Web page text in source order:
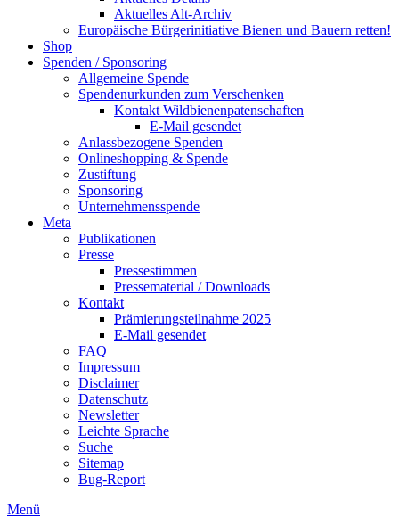
Aktuelles Alt-Archiv
Europäische Bürgerinitiative Bienen und Bauern retten!
Shop
Spenden / Sponsoring
Allgemeine Spende
Spendenurkunden zum Verschenken
Kontakt Wildbienenpatenschaften
E-Mail gesendet
Anlassbezogene Spenden
Onlineshopping & Spende
Zustiftung
Sponsoring
Unternehmensspende
Meta
Publikationen
Presse
Pressestimmen
Pressematerial / Downloads
Kontakt
Prämierungsteilnahme 2025
E-Mail gesendet
FAQ
Impressum
Disclaimer
Datenschutz
Newsletter
Leichte Sprache
Suche
Sitemap
Bug-Report
Menü